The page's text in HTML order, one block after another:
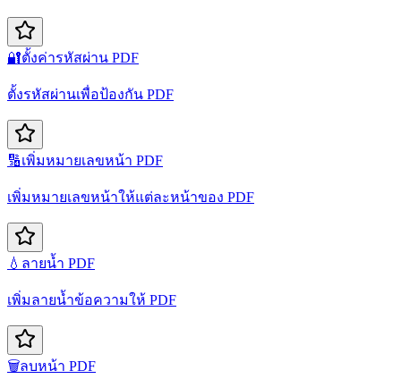
🔐ตั้งค่ารหัสผ่าน PDF
ตั้งรหัสผ่านเพื่อป้องกัน PDF
🔢เพิ่มหมายเลขหน้า PDF
เพิ่มหมายเลขหน้าให้แต่ละหน้าของ PDF
💧 ลายน้ำ PDF
เพิ่มลายน้ำข้อความให้ PDF
🗑️ลบหน้า PDF